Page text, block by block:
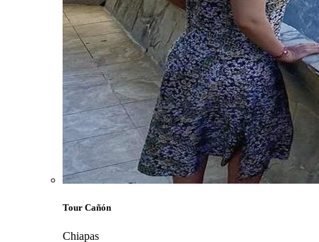
Tour Cañón
Chiapas